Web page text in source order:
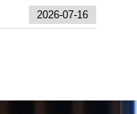
2026-07-16